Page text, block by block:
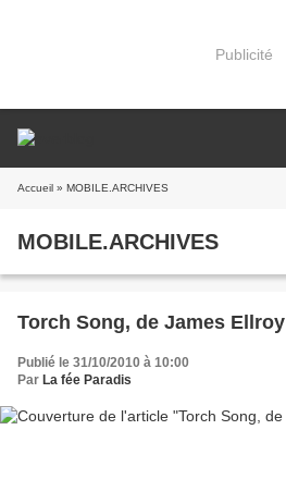
Publicité
Accueil » MOBILE.ARCHIVES
MOBILE.ARCHIVES
Torch Song, de James Ellroy
Publié le 31/10/2010 à 10:00
Par La fée Paradis